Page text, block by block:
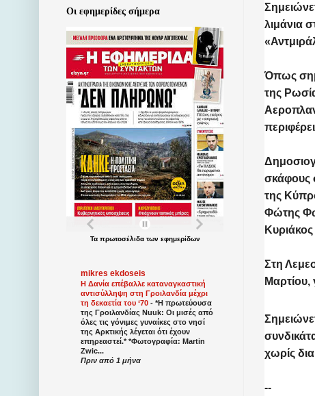
λιμάνια
Όπως
της
σκάφους
της
Φώτης
Στη
Μαρτίου,
χωρίς
--
Οι εφημερίδες σήμερα
Τα πρωτοσέλιδατων εφημερίδων
mikres ekdoseis
Η Δανία επέβαλλε καταναγκαστική
αντισύλληψη στη Γροιλανδία μέχρι
τη δεκαετία του ‘70 - *Η πρωτεύουσα
της Γροιλανδίας Nuuk: Οι μισές από
όλες τις γόνιμες γυναίκες στο νησί
της Αρκτικής λέγεται ότι έχουν
επηρεαστεί.* *Φωτογραφία: Martin
Zwic...
Πριν από 1 μήνα